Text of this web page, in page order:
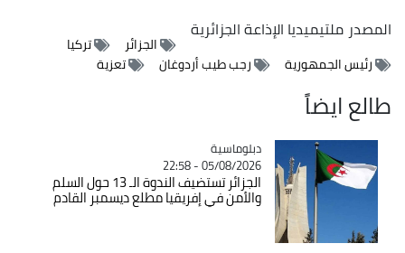
المصدرملتيميديا الإذاعة الجزائرية
الجزائر
تركيا
رئيس الجمهورية
رجب طيب أردوغان تعزية
طالع ايضاً
Catégorie
دبلوماسية
05/08/2026 - 22:58
الجزائر تستضيف الندوة الـ 13 حول السلم
والأمن في إفريقيا مطلع ديسمبر القادم